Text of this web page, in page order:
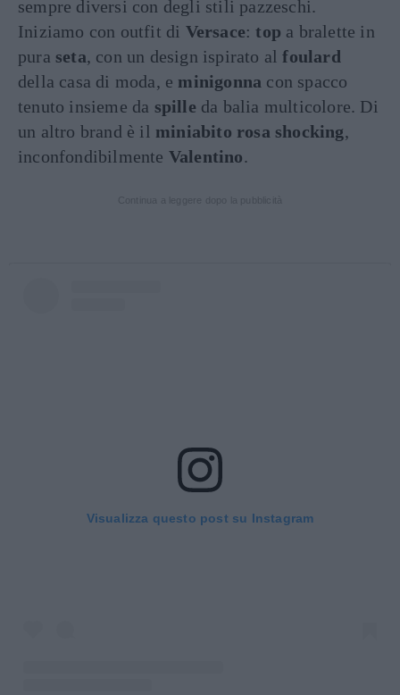
sempre diversi con degli stili pazzeschi.
Iniziamo con outfit di Versace:top a bralette in
pura seta, con un design ispirato alfoulard
della casa di moda, e minigonna con spacco
tenuto insieme da spille da balia multicolore. Di
un altro brand è il miniabito rosa shocking,
inconfondibilmente Valentino.
Visualizza questo post su Instagram